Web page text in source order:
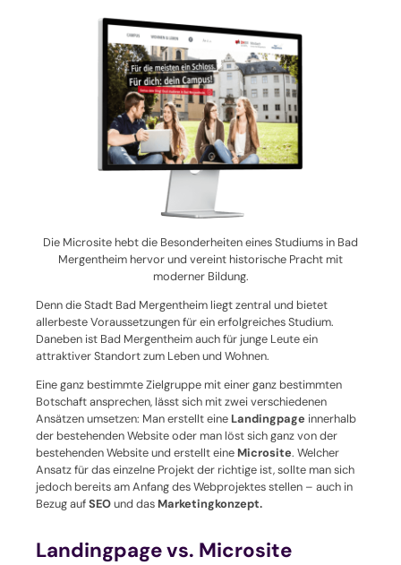
Die Microsite hebt die Besonderheiten eines Studiums in Bad
Mergentheim hervor und vereint historische Pracht mit
moderner Bildung.
Denn die Stadt Bad Mergentheim liegt zentral und bietet
allerbeste Voraussetzungen für ein erfolgreiches Studium.
Daneben ist Bad Mergentheim auch für junge Leute ein
attraktiver Standort zum Leben und Wohnen.
Eine ganz bestimmte Zielgruppe mit einer ganz bestimmten
Botschaft ansprechen, lässt sich mit zwei verschiedenen
Ansätzen umsetzen: Man erstellt eine Landingpage innerhalb
der bestehenden Website oder man löst sich ganz von der
bestehenden Website und erstellt eine Microsite. Welcher
Ansatz für das einzelne Projekt der richtige ist, sollte man sich
jedoch bereits am Anfang des Webprojektes stellen – auch in
Bezug aufSEOund das Marketingkonzept.
Landingpage vs. Microsite